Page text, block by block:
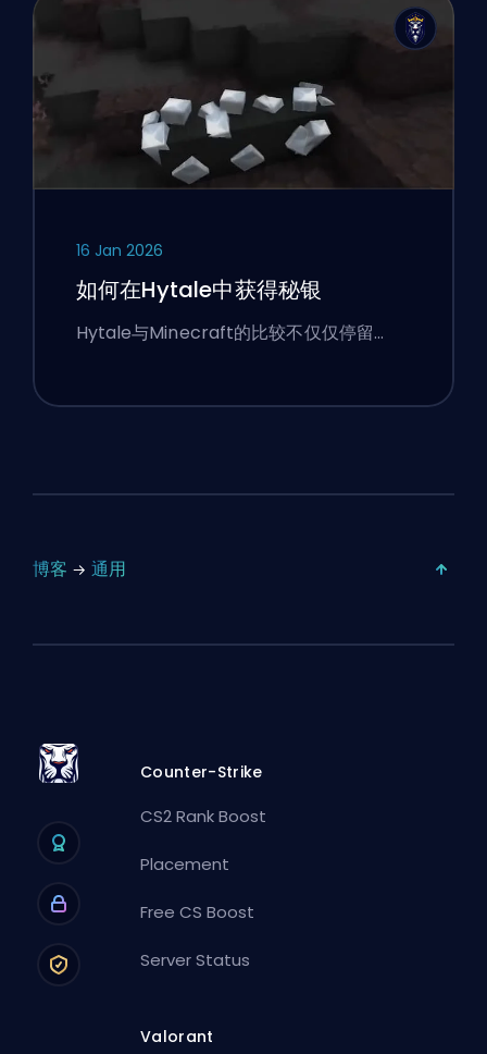
16 Jan 2026
如何在Hytale中获得秘银
Hytale与Minecraft的比较不仅仅停留…
博客 通用
Counter-Strike
CS2 Rank Boost
Placement
Free CS Boost
Server Status
Valorant